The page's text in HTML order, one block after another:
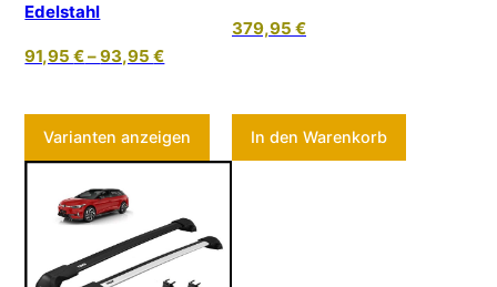
Edelstahl
91,95€–93,95€
Varianten anzeigen Dieses Produkt weist mehrere
379,95 €
In den Warenkorb